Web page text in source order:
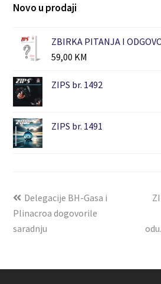
Novo u prodaji
ZBIRKA PITANJA I
59,00 KM
ZIPS br. 1492
ZIPS br. 1491
Delegacije BH-Gasa i
Plinacroa dogovorile
saradnju